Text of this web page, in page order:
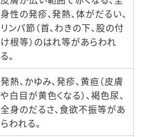
身性の発疹、発熱、体がだるい、
リンパ節（首、わきの下、股の付
け根等）のはれ等があらわれ
る。
発熱、かゆみ、発疹、黄疸（皮膚
や白目が黄色くなる）、褐色尿、
全身のだるさ、食欲不振等があ
らわれる。